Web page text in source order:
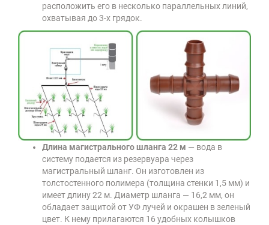
расположить его в несколько параллельных линий,
охватывая до 3-х грядок.
Длина магистрального шланга 22 м — вода в
систему подается из резервуара через
магистральный шланг. Он изготовлен из
толстостенного полимера (толщина стенки 1,5 мм) и
имеет длину 22 м. Диаметр шланга — 16,2 мм, он
обладает защитой от УФ лучей и окрашен в зеленый
цвет. К нему прилагаются 16 удобных колышков